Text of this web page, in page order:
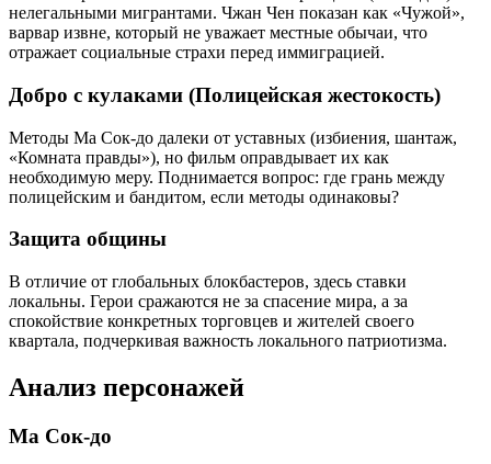
нелегальными мигрантами. Чжан Чен показан как «Чужой»,
варвар извне, который не уважает местные обычаи, что
отражает социальные страхи перед иммиграцией.
Добро с кулаками (Полицейская жестокость)
Методы Ма Сок-до далеки от уставных (избиения, шантаж,
«Комната правды»), но фильм оправдывает их как
необходимую меру. Поднимается вопрос: где грань между
полицейским и бандитом, если методы одинаковы?
Защита общины
В отличие от глобальных блокбастеров, здесь ставки
локальны. Герои сражаются не за спасение мира, а за
спокойствие конкретных торговцев и жителей своего
квартала, подчеркивая важность локального патриотизма.
Анализ персонажей
Ма Сок-до